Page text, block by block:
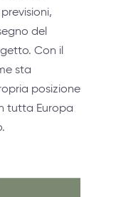
del
Con il
sta
posizione
tutta Europa